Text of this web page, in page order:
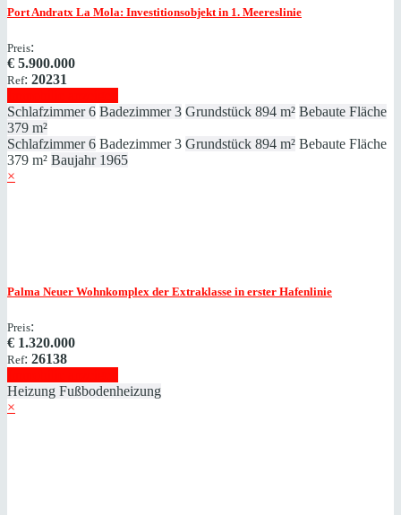
Port Andratx La Mola: Investitionsobjekt in 1. Meereslinie
Preis:
€ 5.900.000
Ref: 20231
Schlafzimmer 6 Badezimmer 3 Grundstück 894 m² Bebaute Fläche
379 m²
Schlafzimmer 6 Badezimmer 3 Grundstück 894 m² Bebaute Fläche
379 m² Baujahr 1965
×
Palma Neuer Wohnkomplex der Extraklasse in erster Hafenlinie
Preis:
€ 1.320.000
Ref: 26138
Heizung Fußbodenheizung
×